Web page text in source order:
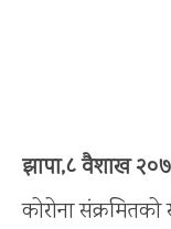
झापा,८ वैशाख
कोरोना